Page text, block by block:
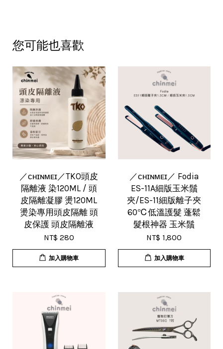
您可能也喜歡
／ᴄʜɪɴᴍᴇɪ／TKO頭皮
隔離液 染120ML / 頭
皮隔離凝膠 燙120ML
燙染專用頭皮隔離 頭
皮保護 頭皮隔離液
NT$ 280
加入購物車
／ᴄʜɪɴᴍᴇɪ／ Fodia
ES-11A細版玉米鬚
夾/ES-11細版離子夾
60℃低溫護髮 蓬鬆
髮根神器 玉米鬚
NT$ 1,800
加入購物車